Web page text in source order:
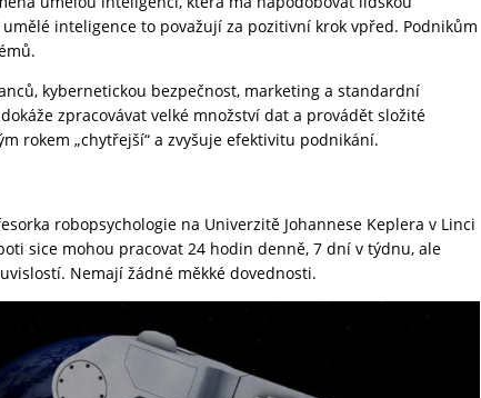
inteligence to považují za pozitivní krok vpřed. Podnikům
kybernetickou bezpečnost, marketing a standardní
zpracovávat velké množství dat a provádět složité
rokem „chytřejší“ a zvyšuje efektivitu podnikání.
robopsychologie na Univerzitě Johannese Keplera v Linci
sice mohou pracovat 24 hodin denně, 7 dní v týdnu, ale
Nemají žádné měkké dovednosti.